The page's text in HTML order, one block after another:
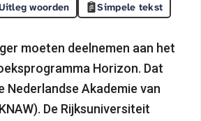
woorden Simpele tekst
moeten deelnemen aan het
Horizon. Dat
Nederlandse Akademie van
De Rijksuniversiteit